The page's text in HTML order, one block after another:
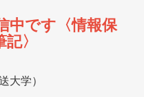
中です〈情報保
〉
大学）